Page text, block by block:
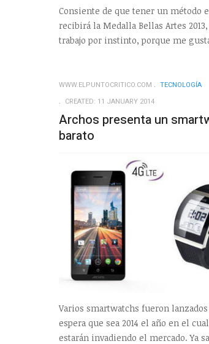
Consiente de que tener un método
recibirá la Medalla Bellas Artes
trabajo por instinto, porque me
WWW.ELPUNTOCRITICO.COM
TECNOLOGÍ­A
CREATED: 11 JANUARY 2014
Archos presenta un
barato
Varios smartwatchs fueron lanzados
espera que sea 2014 el año en el
estarán invadiendo el mercado. Ya